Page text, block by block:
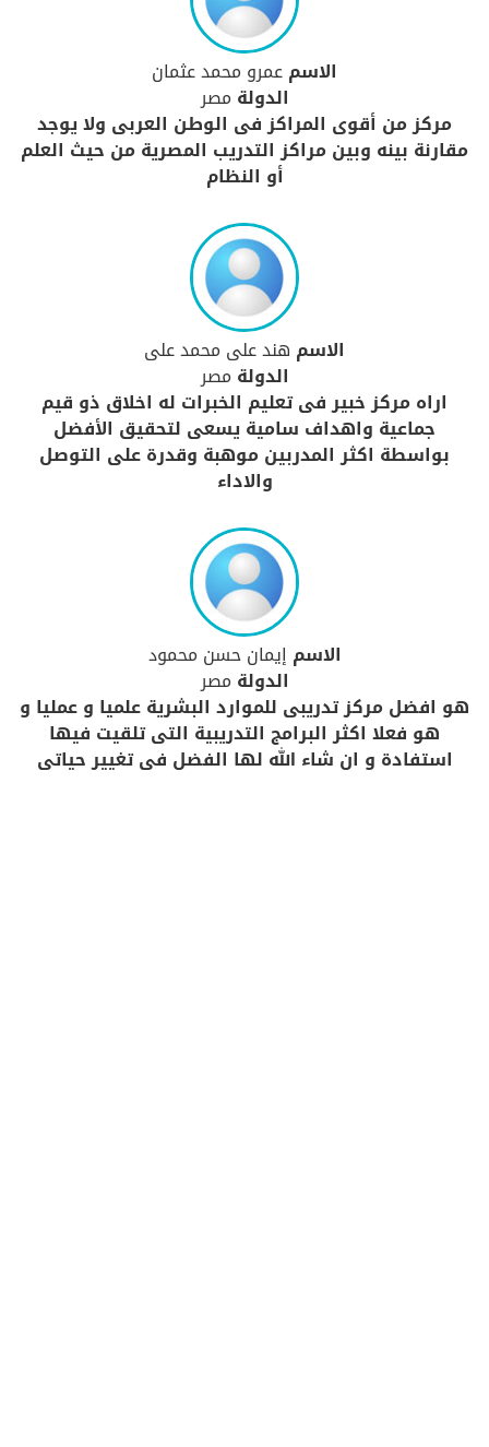
الاسمعمرو محمد عثمان
الدولة مصر
مركز من أقوى المراكز فى الوطن العربى ولا يوجد
مقارنة بينه وبين مراكز التدريب المصرية من حيث العلم
أو النظام
الاسم هند على محمد على
الدولة مصر
اراه مركز خبير فى تعليم الخبرات له اخلاق ذو قيم
جماعية واهداف سامية يسعى لتحقيق الأفضل
بواسطة اكثر المدربين موهبة وقدرة على التوصل
والاداء
الاسم إيمان حسن محمود
الدولة مصر
هو افضل مركز تدريبى للموارد البشرية علميا و عمليا و
هو فعلا اكثر البرامج التدريبية التى تلقيت فيها
استفادة و ان شاء الله لها الفضل فى تغيير حياتى